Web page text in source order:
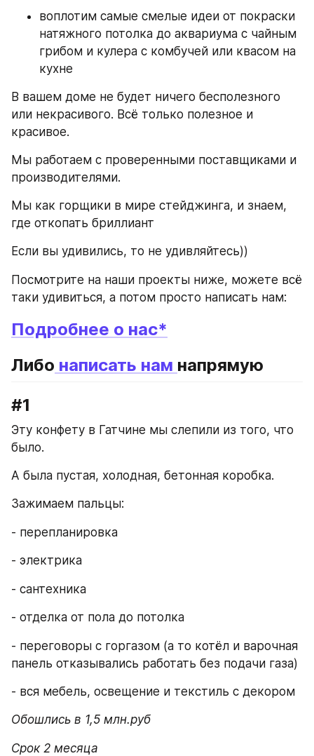
воплотим самые смелые идеи от покраски
натяжного потолка до аквариума с чайным
грибом и кулера с комбучей или квасом на
кухне
В вашем доме не будет ничего бесполезного
или некрасивого. Всё только полезное и
красивое.
Мы работаем с проверенными поставщиками и
производителями.
Мы как горщики в мире стейджинга, и знаем,
где откопать бриллиант
Если вы удивились, то не удивляйтесь))
Посмотрите на наши проекты ниже, можете всё
таки удивиться, а потом просто написать нам:
Подробнее о нас*
Либо написать нам напрямую
#1
Эту конфету в Гатчине мы слепили из того, что
было.
А была пустая, холодная, бетонная коробка.
Зажимаем пальцы:
- перепланировка
- электрика
- сантехника
- отделка от пола до потолка
- переговоры с горгазом (а то котёл и варочная
панель отказывались работать без подачи газа)
- вся мебель, освещение и текстиль с декором
Обошлись в 1,5 млн.руб
Срок 2 месяца